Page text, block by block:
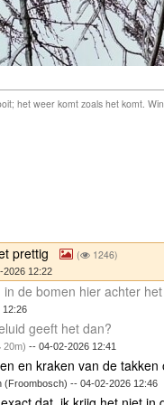
het weer komt zoals het komt.
prettig ( 1246)
2026 12:22
de bomen hier achter
12:26
geeft het dan?
20m) -- 04-02-2026 12:41
en kraken van de takken
(Froombosch) -- 04-02-2026 12:46